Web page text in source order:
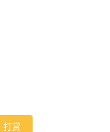
打赏